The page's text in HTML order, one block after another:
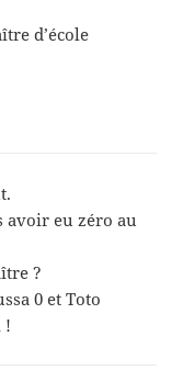
d’école
avoir eu zéro au
?
0 et Toto
!